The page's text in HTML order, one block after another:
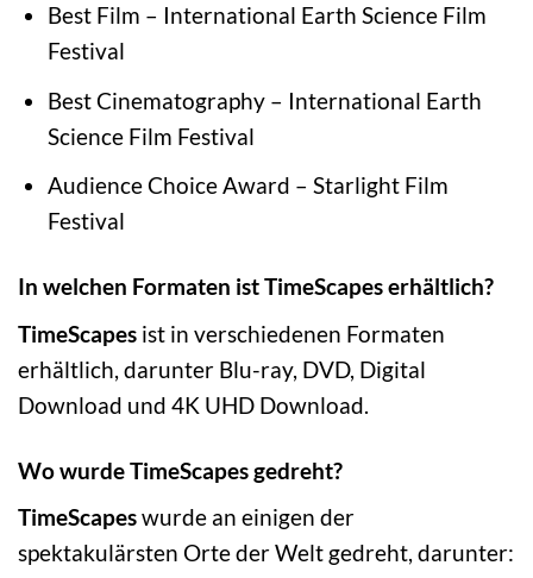
Best Film – International Earth Science Film
Festival
Best Cinematography – International Earth
Science Film Festival
Audience Choice Award – Starlight Film
Festival
In welchen Formaten ist TimeScapes erhältlich?
TimeScapes ist in verschiedenen Formaten
erhältlich, darunter Blu-ray, DVD, Digital
Download und 4K UHD Download.
Wo wurde TimeScapes gedreht?
TimeScapeswurde an einigen der
spektakulärsten Orte der Welt gedreht, darunter: